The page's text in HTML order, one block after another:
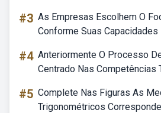
#3 As Empresas Escolhem O
Conforme Suas Capacidades
#4 Anteriormente O Processo
Centrado Nas Competências
#5 Complete Nas Figuras As
Trigonométricos